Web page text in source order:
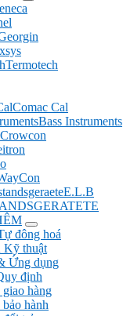
Termotech
Comac Cal
Bass Instruments
Crowcon
E.L.B
đông hoá
Kỹ thuật
Ứng dụng
định
hàng
hành